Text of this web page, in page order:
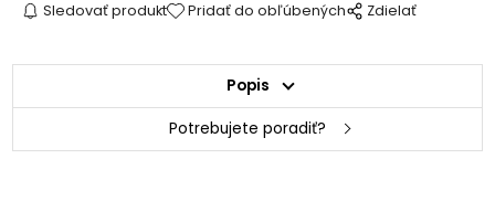
Sledovať produkt Pridať do obľúbených Zdielať
Popis
Potrebujete poradiť?